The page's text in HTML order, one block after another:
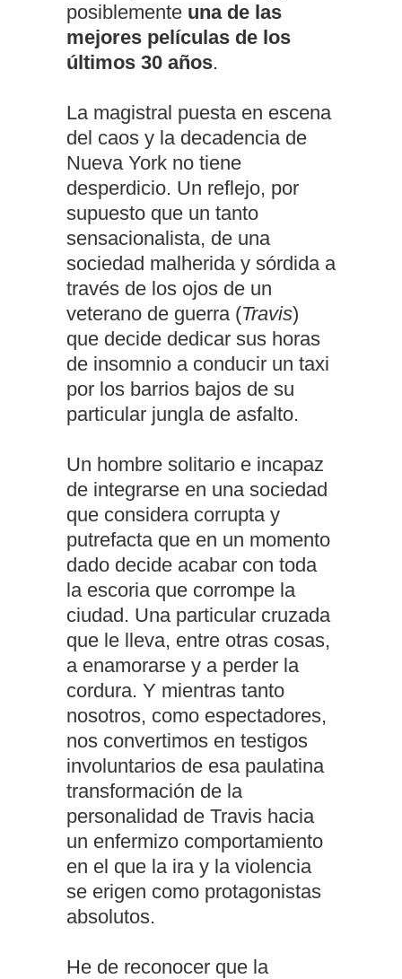
posiblemente una de las
mejores películas de los
últimos 30 años.
La magistral puesta en escena
del caos y la decadencia de
Nueva York no tiene
desperdicio. Un reflejo, por
supuesto que un tanto
sensacionalista, de una
sociedad malherida y sórdida a
través de los ojos de un
veterano de guerra (Travis)
que decide dedicar sus horas
de insomnio a conducir un taxi
por los barrios bajos de su
particular jungla de asfalto.
Un hombre solitario e incapaz
de integrarse en una sociedad
que considera corrupta y
putrefacta que en un momento
dado decide acabar con toda
la escoria que corrompe la
ciudad. Una particular cruzada
que le lleva, entre otras cosas,
a enamorarse y a perder la
cordura. Y mientras tanto
nosotros, como espectadores,
nos convertimos en testigos
involuntarios de esa paulatina
transformación de la
personalidad de Travis hacia
un enfermizo comportamiento
en el que la ira y la violencia
se erigen como protagonistas
absolutos.
He de reconocer que la